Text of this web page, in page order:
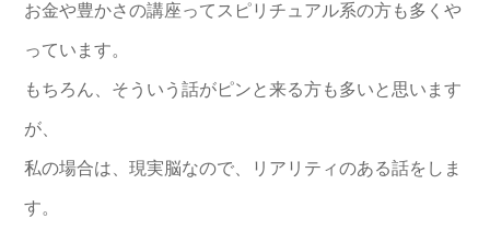
お金や豊かさの講座ってスピリチュアル系の方も多くや
っています。
もちろん、そういう話がピンと来る方も多いと思います
が、
私の場合は、現実脳なので、リアリティのある話をしま
す。